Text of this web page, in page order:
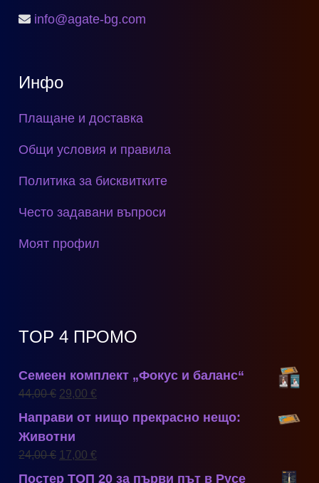
info@agate-bg.com
Инфо
Плащане и доставка
Общи условия и правила
Политика за бисквитките
Често задавани въпроси
Моят профил
TOP 4 ПРОМО
Семеен комплект „Фокус и баланс“
44,00€ 29,00 €
Направи от нищо прекрасно нещо:
Животни
24,00€ 17,00 €
Постер ТОП 20 за първи път в Русе